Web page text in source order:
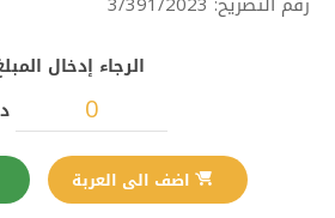
الرجاء إدخال